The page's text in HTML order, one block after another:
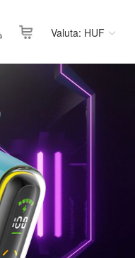
Valuta: HUF